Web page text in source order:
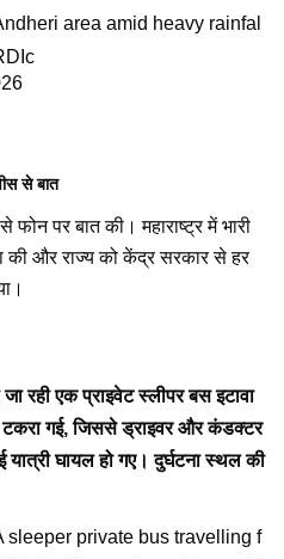
area amid heavy rainfal
से बात
पर बात की। महाराष्ट्र में भारी
की और राज्य को केंद्र सरकार से हर
रही एक प्राइवेट स्लीपर बस इटावा
गई, जिससे ड्राइवर और कंडक्टर
घायल हो गए। दुर्घटना स्थल की
sleeper private bus travelling f